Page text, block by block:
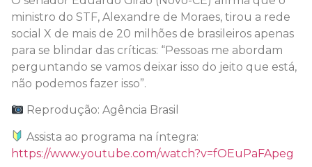
ministro do STF, Alexandre de Moraes, tirou a rede
social X de mais de 20 milhões de brasileiros apenas
para se blindar das críticas: “Pessoas me abordam
perguntando se vamos deixar isso do jeito que está,
não podemos fazer isso”.
Reprodução: Agência Brasil
Assista ao programa na íntegra:
https://www.youtube.com/watch?v=fOEuPaFApeg